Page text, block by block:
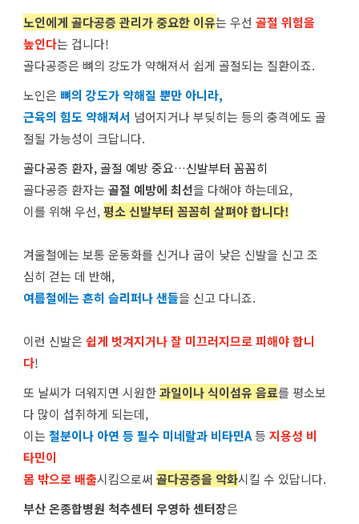
노인에게 골다공증 관리가 중요한 이유는 우선 골절 위험을
높인다는 겁니다!
골다공증은 뼈의 강도가 약해져서 쉽게 골절되는 질환이죠.
노인은 뼈의 강도가 약해질 뿐만 아니라,
근육의 힘도 약해져서 넘어지거나 부딪히는 등의 충격에도 골
절될 가능성이 크답니다.
골다공증 환자, 골절 예방 중요…신발부터 꼼꼼히
골다공증 환자는 골절 예방에 최선을 다해야 하는데요,
이를 위해 우선,평소 신발부터 꼼꼼히 살펴야 합니다!
겨울철에는 보통 운동화를 신거나 굽이 낮은 신발을 신고 조
심히 걷는 데 반해,
여름철에는 흔히 슬리퍼나 샌들을 신고 다니죠.
이런 신발은 쉽게 벗겨지거나 잘 미끄러지므로 피해야 합니
다!
또 날씨가 더워지면 시원한과일이나 식이섬유 음료를 평소보
다 많이 섭취하게 되는데,
이는 철분이나 아연 등 필수 미네랄과 비타민A등 지용성 비
타민이
몸 밖으로 배출시킴으로써 골다공증을 악화시킬 수 있답니다.
부산 온종합병원 척추센터 우영하 센터장은